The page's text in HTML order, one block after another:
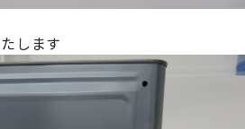
します